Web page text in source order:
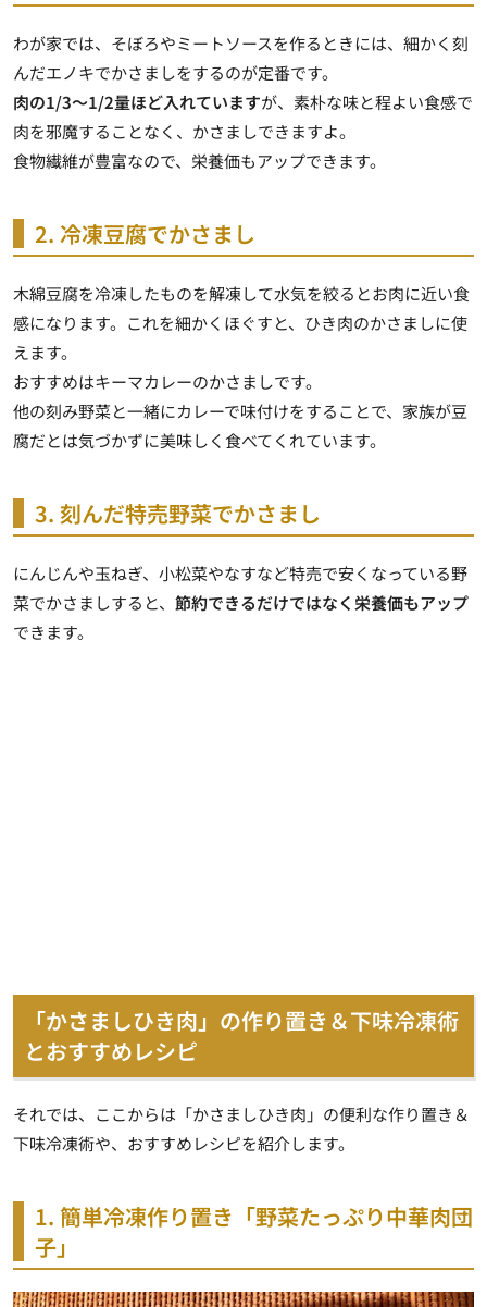
わが家では、 そぼろやミートソースを作るときには、細かく刻
んだエノキでかさましをするのが定番です。
肉の1/3～1/2量ほど入れていますが、素朴な味と程よい食感で
肉を邪魔することなく、かさましできますよ。
食物繊維が豊富なので、栄養価もアップできます。
2. 冷凍豆腐でかさまし
木綿豆腐を冷凍したものを解凍して水気を絞るとお肉に近い食
感になります。これを細かくほぐすと、ひき肉のかさましに使
えます。
おすすめはキーマカレーのかさましです。
他の刻み野菜と一緒にカレーで味付けをすることで、家族が豆
腐だとは気づかずに美味しく食べてくれています。
3. 刻んだ特売野菜でかさまし
にんじんや玉ねぎ、小松菜やなすなど特売で安くなっている野
菜でかさましすると、 節約できるだけではなく栄養価もアップ
できます。
「かさましひき肉」の作り置き＆下味冷凍術
とおすすめレシピ
それでは、ここからは「かさましひき肉」の便利な作り置き＆
下味冷凍術や、おすすめレシピを紹介します。
1. 簡単冷凍作り置き「野菜たっぷり中華肉団
子」